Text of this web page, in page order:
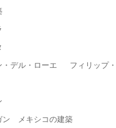
・デル・ローエ フィリップ
ン メキシコの建築